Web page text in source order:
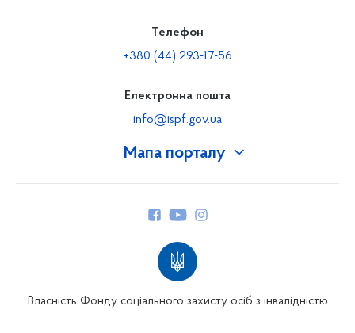
Мапа порталу
Телефон
+380 (44) 293-17-56
Електронна пошта
info@ispf.gov.ua
Власність Фонду соціального захисту осіб з інвалідністю